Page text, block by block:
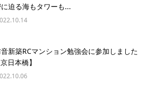
迫る海もタワーも...
音新築RCマンション勉強会に参加しました
日本橋】